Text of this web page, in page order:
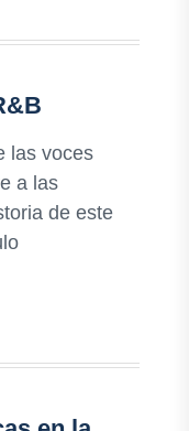
las voces
a las
de este